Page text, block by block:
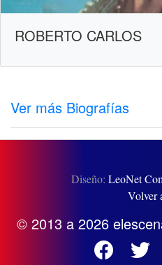
ROBERTO CARLOS
Ver más Biografías
Diseño: LeoNet
Volver
© 2013 a 2026